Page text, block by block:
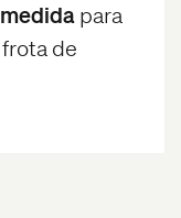
para
de